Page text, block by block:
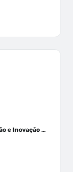
Liga Acadêmica de Gestão e Inovação Médica - LAGIM